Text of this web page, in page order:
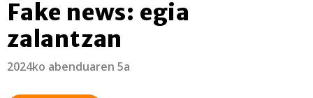
Fake news: egia
zalantzan
2024ko abenduaren 5a